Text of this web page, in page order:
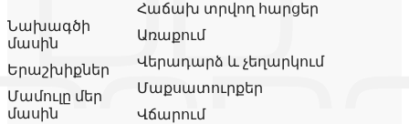
Նախագծի
մասին
Երաշխիքներ
Մամուլը մեր
մասին
Հաճախ տրվող հարցեր
Առաքում
Վերադարձ և չեղարկում
Մաքսատուրքեր
Վճարում